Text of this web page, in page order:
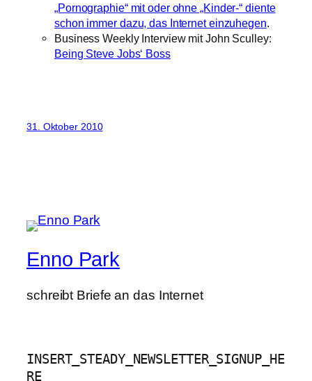
„Pornographie“ mit oder ohne „Kinder-“ diente
schon immer dazu, das Internet einzuhegen.
Business Weekly Interview mit John Sculley:
Being Steve Jobs‘ Boss
31. Oktober 2010
Enno Park
schreibt Briefe an das Internet
INSERT_STEADY_NEWSLETTER_SIGNUP_HE
RE